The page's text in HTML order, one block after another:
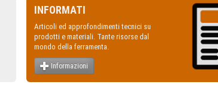
INFORMATI
Articoli ed approfondimenti tecnici su
prodotti e materiali. Tante risorse dal
mondo della ferramenta.
Informazioni